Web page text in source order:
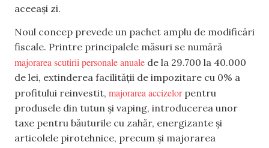
aceeași zi.
Noul concep prevede un pachet amplu de modificări
fiscale. Printre principalele măsuri se numără
majorarea scutirii personale anuale de la 29.700 la 40.000
de lei, extinderea facilității de impozitare cu 0% a
profitului reinvestit, majorarea accizelorpentru
produsele din tutun și vaping, introducerea unor
taxe pentru băuturile cu zahăr, energizante și
articolele pirotehnice, precum și majorarea